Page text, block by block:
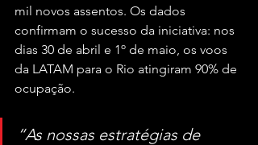
mil novos assentos. Os dados
confirmam o sucesso da iniciativa: nos
dias 30 de abril e 1º de maio, os voos
da LATAM para o Rio atingiram 90% de
ocupação.
“As nossas estratégias de